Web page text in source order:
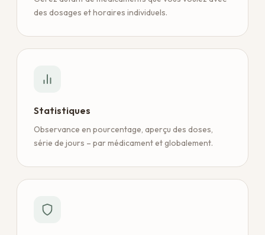
des dosages et horaires individuels.
Statistiques
Observance en pourcentage, aperçu des doses,
série de jours – par médicament et globalement.